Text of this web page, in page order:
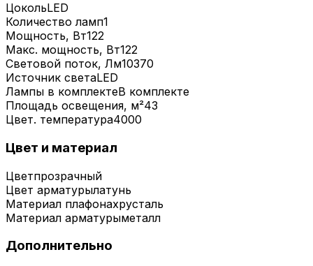
ЦокольLED
Количество ламп1
Мощность, Вт122
Макс. мощность, Вт122
Световой поток, Лм10370
Источник светаLED
Лампы в комплектеВ комплекте
Площадь освещения, м²43
Цвет. температура4000
Цвет и материал
Цветпрозрачный
Цвет арматурылатунь
Материал плафонахрусталь
Материал арматурыметалл
Дополнительно